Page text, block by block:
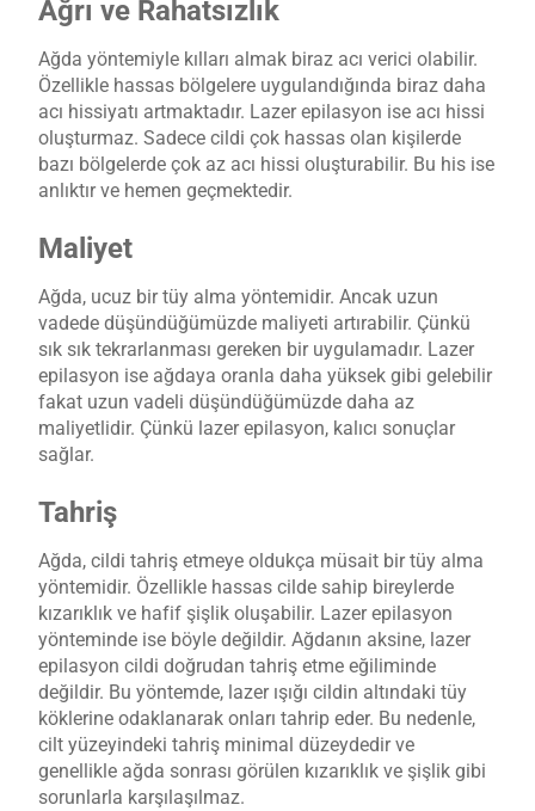
Ağrı ve Rahatsızlık
Ağda yöntemiyle kılları almak biraz acı verici olabilir.
Özellikle hassas bölgelere uygulandığında biraz daha
acı hissiyatı artmaktadır. Lazer epilasyon ise acı hissi
oluşturmaz. Sadece cildi çok hassas olan kişilerde
bazı bölgelerde çok az acı hissi oluşturabilir. Bu his ise
anlıktır ve hemen geçmektedir.
Maliyet
Ağda, ucuz bir tüy alma yöntemidir. Ancak uzun
vadede düşündüğümüzde maliyeti artırabilir. Çünkü
sık sık tekrarlanması gereken bir uygulamadır. Lazer
epilasyon ise ağdaya oranla daha yüksek gibi gelebilir
fakat uzun vadeli düşündüğümüzde daha az
maliyetlidir. Çünkü lazer epilasyon, kalıcı sonuçlar
sağlar.
Tahriş
Ağda, cildi tahriş etmeye oldukça müsait bir tüy alma
yöntemidir. Özellikle hassas cilde sahip bireylerde
kızarıklık ve hafif şişlik oluşabilir. Lazer epilasyon
yönteminde ise böyle değildir. Ağdanın aksine, lazer
epilasyon cildi doğrudan tahriş etme eğiliminde
değildir. Bu yöntemde, lazer ışığı cildin altındaki tüy
köklerine odaklanarak onları tahrip eder. Bu nedenle,
cilt yüzeyindeki tahriş minimal düzeydedir ve
genellikle ağda sonrası görülen kızarıklık ve şişlik gibi
sorunlarla karşılaşılmaz.